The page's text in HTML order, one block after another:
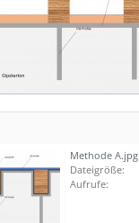
Methode A.jpg
Dateigröße:
Aufrufe: